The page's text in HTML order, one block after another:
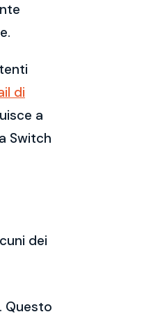
di
a
Switch
dei
Questo